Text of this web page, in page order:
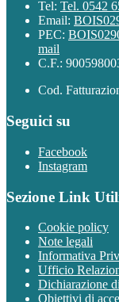
Tel: Tel. 0542
Email:
PEC:
mail
C.F.:
Cod.
Seguici su
Facebook
Instagram
Sezione Link
Cookie policy
Note legali
Informativa
Ufficio
Dichiarazione
Obiettivi di